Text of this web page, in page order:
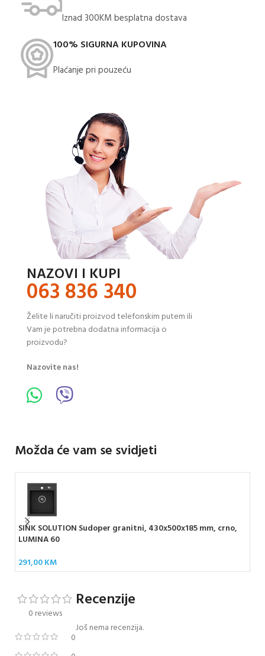
Iznad 300KM besplatna dostava​
100% SIGURNA KUPOVINA
Plaćanje pri pouzeću
NAZOVI I KUPI
063 836 340
Želite li naručiti proizvod telefonskim putem ili
Vam je potrebna dodatna informacija o
proizvodu?
Nazovite nas!
Možda će vam se svidjeti
SINK SOLUTION Sudoper granitni, 430x500x185 mm, crno,
LUMINA 60
291,00KM
0 reviews
0
Recenzije
Još nema recenzija.